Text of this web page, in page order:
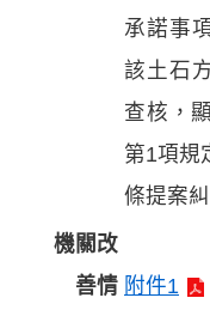
承諾事
該土石
查核，
第1項規
條提案
機關改
善情 附件1